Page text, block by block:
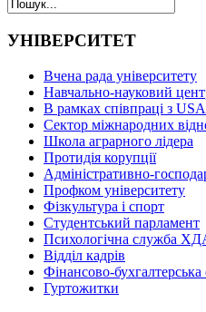
УНІВЕРСИТЕТ
Вчена рада університету
Навчально-науковий
В рамках співпраці з
Сектор міжнародних
Школа аграрного лідера
Протидія корупції
Адміністративно-
Профком університету
Фізкультура і спорт
Студентський парламент
Психологічна служба
Відділ кадрів
Фінансово-
Гуртожитки